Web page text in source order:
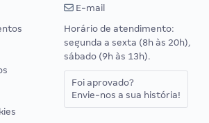
E-mail
Horário de atendimento:
segunda a sexta (8h às 20h),
sábado (9h às 13h).
Foi aprovado?
Envie-nos a sua história!